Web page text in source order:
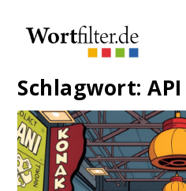
Schlagwort:API